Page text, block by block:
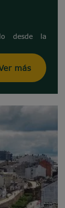
desde la
más